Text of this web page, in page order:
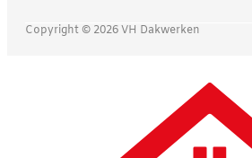
Copyright © 2026 VH Dakwerken